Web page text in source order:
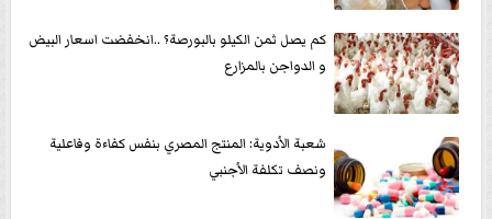
كم يصل ثمن الكيلو بالبورصة؟ ..انخفضت اسعار البيض
و الدواجن بالمزارع
شعبة الأدوية: المنتج المصري بنفس كفاءة وفاعلية
ونصف تكلفة الأجنبي